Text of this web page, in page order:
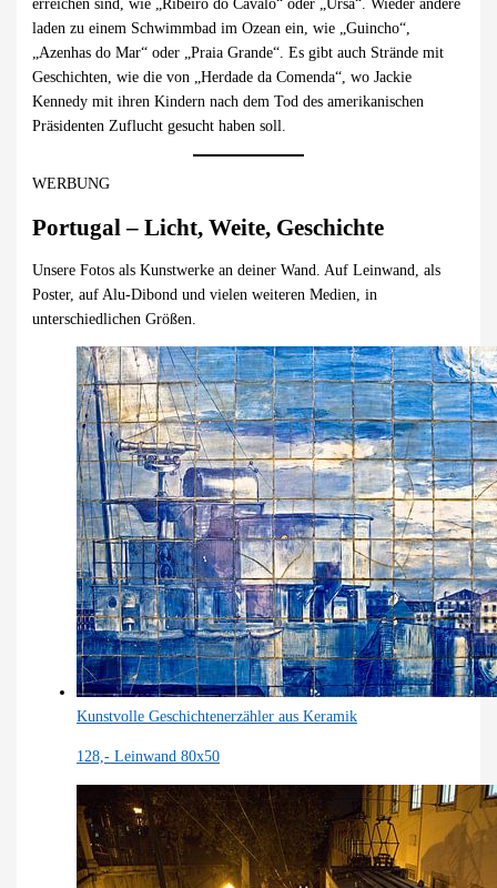
erreichen sind, wie „Ribeiro do Cavalo“ oder „Ursa“. Wieder andere
laden zu einem Schwimmbad im Ozean ein, wie „Guincho“,
„Azenhas do Mar“ oder „Praia Grande“. Es gibt auch Strände mit
Geschichten, wie die von „Herdade da Comenda“, wo Jackie
Kennedy mit ihren Kindern nach dem Tod des amerikanischen
Präsidenten Zuflucht gesucht haben soll.
WERBUNG
Portugal – Licht, Weite, Geschichte
Unsere Fotos als Kunstwerke an deiner Wand. Auf Leinwand, als
Poster, auf Alu-Dibond und vielen weiteren Medien, in
unterschiedlichen Größen.
Kunstvolle Geschichtenerzähler aus Keramik
128,- Leinwand 80x50